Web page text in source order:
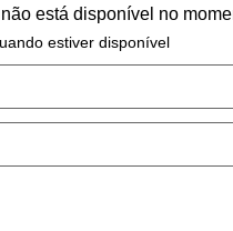
está disponível no
estiver disponível